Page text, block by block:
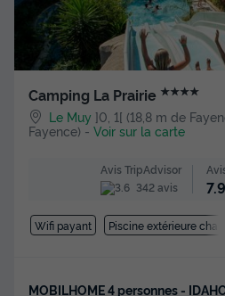
Camping La Prairie ★★★★
Le Muy ]0, 1[ (18,8 m de
Fayence) - Voir sur la carte
Avis TripAdvisor
342 avis
7.9
Wifi payant Piscine extérieure
MOBILHOME 4 personnes -